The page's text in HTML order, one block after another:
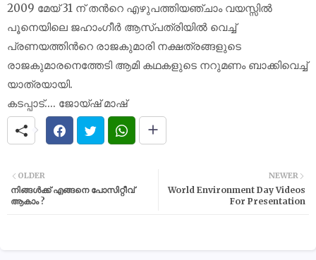
2009 മേയ് 31 ന് തന്‍റെ എഴുപത്തിയഞ്ചാം വയസ്സില്‍
പൂനെയിലെ ജഹാംഗീര്‍ ആസ്പത്രിയില്‍ വെച്ച്
പ്രണയത്തിന്‍റെ രാജകുമാരി നക്ഷത്രങ്ങളുടെ
രാജകുമാരനെത്തേടി ആമി കഥകളുടെ നറുമണം ബാക്കിവെച്ച്
യാത്രയായി.
കടപ്പാട്.... ജോയ്ഷ് മാഷ്
NEWER
World Environment Day Videos
For Presentation
OLDER
നിങ്ങൾക്ക് എങ്ങനെ പോസിറ്റീവ്
ആകാം ?